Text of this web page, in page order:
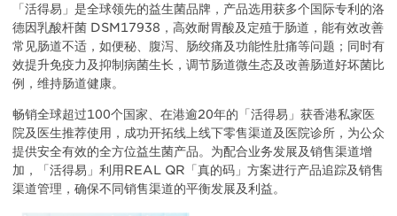
Body
「活得易」是全球领先的益生菌品牌，产品选用获多个国际专利的洛
德因乳酸杆菌 DSM17938，高效耐胃酸及定殖于肠道，能有效改善
常见肠道不适，如便秘、腹泻、肠绞痛及功能性肚痛等问题；同时有
效提升免疫力及抑制病菌生长，调节肠道微生态及改善肠道好坏菌比
例，维持肠道健康。
畅销全球超过100个国家、在港逾20年的「活得易」获香港私家医
院及医生推荐使用，成功开拓线上线下零售渠道及医院诊所，为公众
提供安全有效的全方位益生菌产品。为配合业务发展及销售渠道增
加，「活得易」利用REAL QR「真的码」方案进行产品追踪及销售
渠道管理，确保不同销售渠道的平衡发展及利益。